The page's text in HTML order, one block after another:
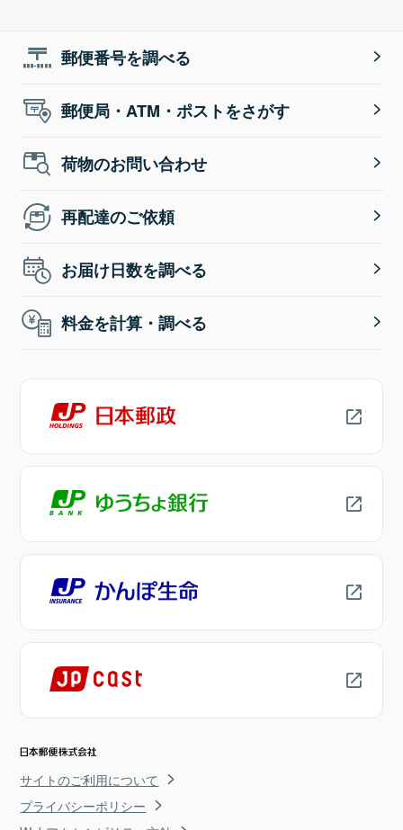
郵便番号を調べる
郵便局・ATM・ポストをさがす
荷物のお問い合わせ
再配達のご依頼
お届け日数を調べる
料金を計算・調べる
サイトのご利用について
プライバシーポリシー